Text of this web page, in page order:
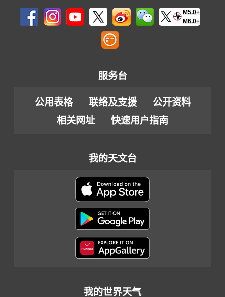
M5.0+
M6.0+
服务台
公用表格 联络及支援
公开资料
相关网址
快速用户指南
我的天文台
我的世界天气